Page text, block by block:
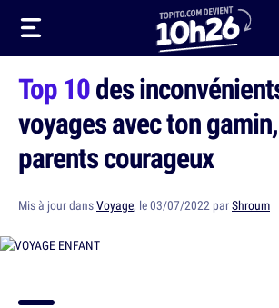
Top 10des
voyages avec ton
parents courageux
Mis à jour dansVoyage, le 03/07/2022 parShroum